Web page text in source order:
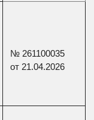
№ 261100035
от 21.04.2026